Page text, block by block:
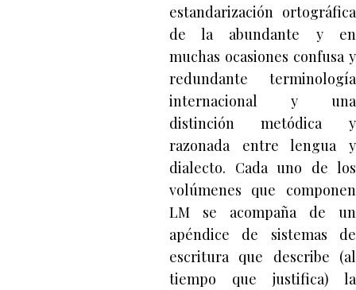
estandarización ortográfica
de la abundante y en
muchas ocasiones confusa y
redundante terminología
internacional y una
distinción metódica y
razonada entre lengua y
dialecto. Cada uno de los
volúmenes que componen
LM se acompaña de un
apéndice de sistemas de
escritura que describe (al
tiempo que justifica) la